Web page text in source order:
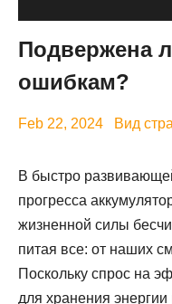
Подвержена
ошибкам?
Feb 22, 2024 Вид
В быстро
прогресса
жизненной силы
питая все: от наших
Поскольку спрос на
для хранения